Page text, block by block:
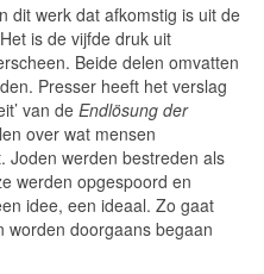
dit werk dat afkomstig is uit de
is de vijfde druk uit
Beide delen omvatten
Presser heeft het verslag
van de Endlösung der
over wat mensen
Joden werden bestreden als
werden opgespoord en
idee, een ideaal. Zo gaat
worden doorgaans begaan